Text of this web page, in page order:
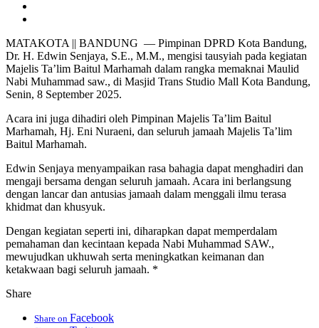
MATAKOTA || BANDUNG — Pimpinan DPRD Kota Bandung,
Dr. H. Edwin Senjaya, S.E., M.M., mengisi tausyiah pada kegiatan
Majelis Ta’lim Baitul Marhamah dalam rangka memaknai Maulid
Nabi Muhammad saw., di Masjid Trans Studio Mall Kota Bandung,
Senin, 8 September 2025.
Acara ini juga dihadiri oleh Pimpinan Majelis Ta’lim Baitul
Marhamah, Hj. Eni Nuraeni, dan seluruh jamaah Majelis Ta’lim
Baitul Marhamah.
Edwin Senjaya menyampaikan rasa bahagia dapat menghadiri dan
mengaji bersama dengan seluruh jamaah. Acara ini berlangsung
dengan lancar dan antusias jamaah dalam menggali ilmu terasa
khidmat dan khusyuk.
Dengan kegiatan seperti ini, diharapkan dapat memperdalam
pemahaman dan kecintaan kepada Nabi Muhammad SAW.,
mewujudkan ukhuwah serta meningkatkan keimanan dan
ketakwaan bagi seluruh jamaah. *
Share
Share on Facebook